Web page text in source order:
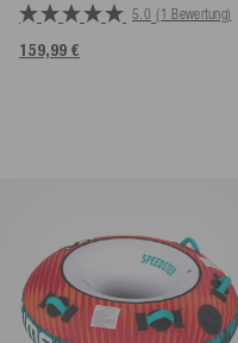
5.0 (1 Bewertung)
159,99 €